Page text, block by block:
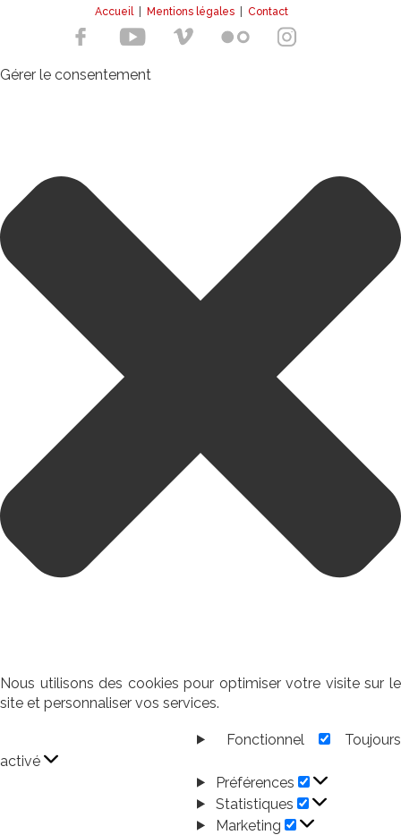
Accueil| Mentions légales Contact
Gérer le consentement
Nous utilisons des cookies pour optimiser votre visite sur le
site et personnaliser vos services.
Fonctionnel
Toujours
activé
Préférences
Statistiques
Marketing